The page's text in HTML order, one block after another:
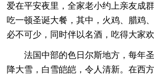
爱在平安夜里，全家老小约上亲友成
吃一顿圣诞大餐，其中，火鸡、腊鸡
必不可少，同时伴以名酒，吃得大家欢
法国中部的色日尔斯地方，每年圣
降大雪，白雪皑皑，令人清新。在西